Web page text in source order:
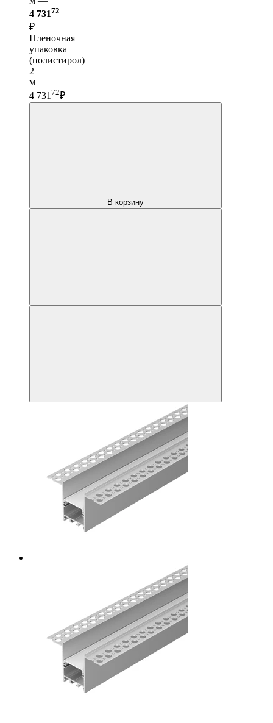
4 73172
₽
Пленочная
упаковка
(полистирол)
2
м
4 73172₽
В корзину